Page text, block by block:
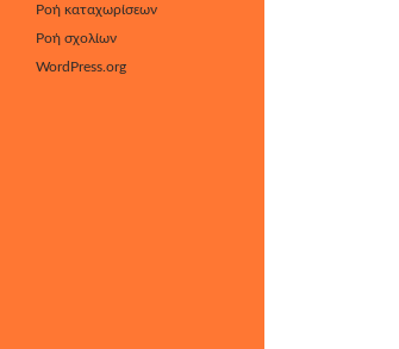
Ροή καταχωρίσεων
Ροή σχολίων
WordPress.org